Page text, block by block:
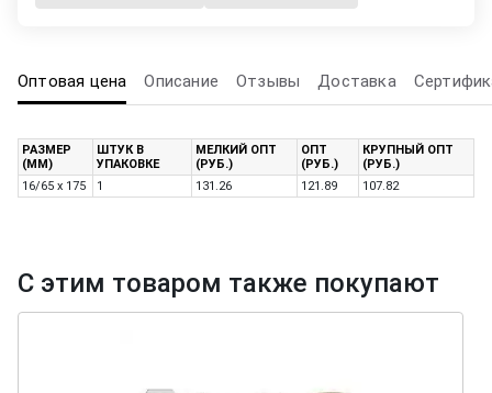
Оптовая цена Описание Отзывы Доставка
РАЗМЕР
(ММ)
ШТУК В
УПАКОВКЕ
МЕЛКИЙ ОПТ
(РУБ.)
ОПТ
(РУБ.)
КРУПНЫЙ ОПТ
(РУБ.)
16/65 x 175
1 131.26 121.89 107.82
С этим товаром также покупают